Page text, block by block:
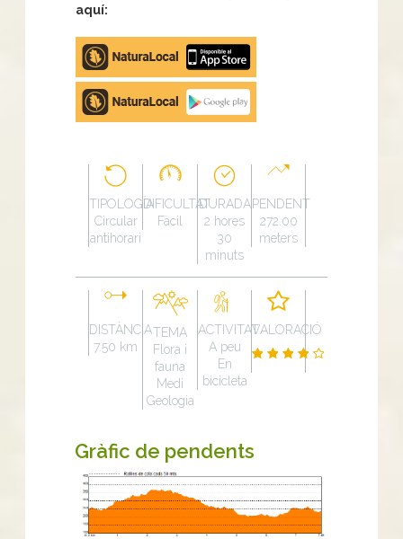
aquí:
Apple
store
Google
Play
TIPOLOGÍA
Circular
antihorari
DIFICULTAT
Fàcil
DURADA
2 hores
30
minuts
PENDENT
272.00
meters
DISTÀNCIA
7.50 km
TEMA
Flora i
fauna
Medi
Geologia
ACTIVITAT
A peu
En
bicicleta
VALORACIÓ
Gràfic de pendents